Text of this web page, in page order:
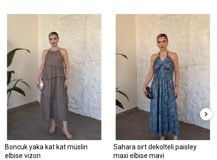
Boncuk yaka kat kat müslin
elbise vizon
Sahara sırt dekolteli paisley
maxi elbise mavi